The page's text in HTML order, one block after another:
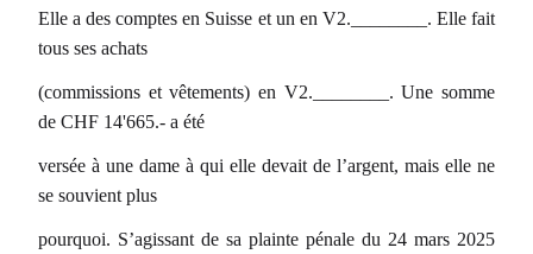
Elle a des comptes en Suisse et un en V2.________. Elle fait
tous ses achats
(commissions et vêtements) en V2.________. Une somme
de CHF 14'665.- a été
versée à une dame à qui elle devait de l’argent, mais elle ne
se souvient plus
pourquoi. S’agissant de sa plainte pénale du 24 mars 2025